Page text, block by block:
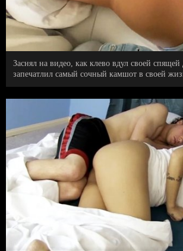
Заснял на видео, как клево вдул своей
запечатлил самый сочный камшот в своей